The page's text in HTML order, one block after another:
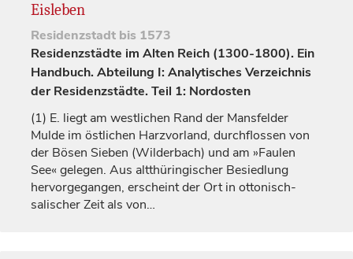
Eisleben
Residenzstadt bis 1573
Residenzstädte im Alten Reich (1300-1800). Ein
Handbuch. Abteilung I: Analytisches Verzeichnis
der Residenzstädte. Teil 1: Nordosten
(1) E. liegt am westlichen Rand der Mansfelder
Mulde im östlichen Harzvorland, durchflossen von
der Bösen Sieben (Wilderbach) und am »Faulen
See« gelegen. Aus altthüringischer Besiedlung
hervorgegangen, erscheint der Ort in ottonisch-
salischer Zeit als von…